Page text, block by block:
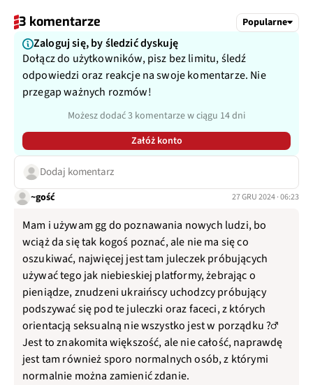
3 komentarze Popularne
Zaloguj się, by śledzić dyskuję
Dołącz do użytkowników, pisz bez limitu, śledź
odpowiedzi oraz reakcje na swoje komentarze. Nie
przegap ważnych rozmów!
Możesz dodać 3 komentarze w ciągu 14 dni
Załóż konto
Dodaj komentarz
~gość 27 GRU 2024 · 06:23
Mam i używam gg do poznawania nowych ludzi, bo
wciąż da się tak kogoś poznać, ale nie ma się co
oszukiwać, najwięcej jest tam juleczek próbujących
używać tego jak niebieskiej platformy, żebrając o
pieniądze, znudzeni ukraińscy uchodzcy próbujący
podszywać się pod te juleczki oraz faceci, z których
orientacją seksualną nie wszystko jest w porządku ?‍♂️
Jest to znakomita większość, ale nie całość, naprawdę
jest tam również sporo normalnych osób, z którymi
normalnie można zamienić zdanie.